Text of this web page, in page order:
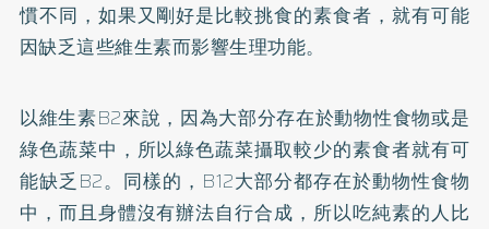
慣不同，如果又剛好是比較挑食的素食者，就有可能
因缺乏這些維生素而影響生理功能。
以維生素B2來說，因為大部分存在於動物性食物或是
綠色蔬菜中，所以綠色蔬菜攝取較少的素食者就有可
能缺乏B2。同樣的，B12大部分都存在於動物性食物
中，而且身體沒有辦法自行合成，所以吃純素的人比